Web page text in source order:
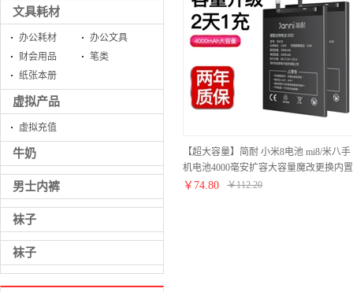
文具耗材
办公耗材
办公文具
财会用品
笔类
纸张本册
虚拟产品
虚拟充值
牛奶
男士内裤
袜子
袜子
【超大容量】简耐 小米8电池 mi8/米八手
机电池4000毫安扩容大容量魔改更换内置
电板BM3E 【小米8电池】高容量
￥ 74.80 ￥112.20